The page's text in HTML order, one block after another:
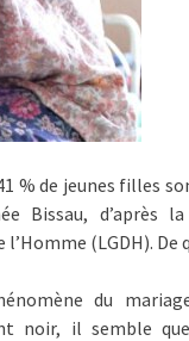
% de jeunes filles
Bissau, d’après
l’Homme (LGDH).
du
noir, il semble